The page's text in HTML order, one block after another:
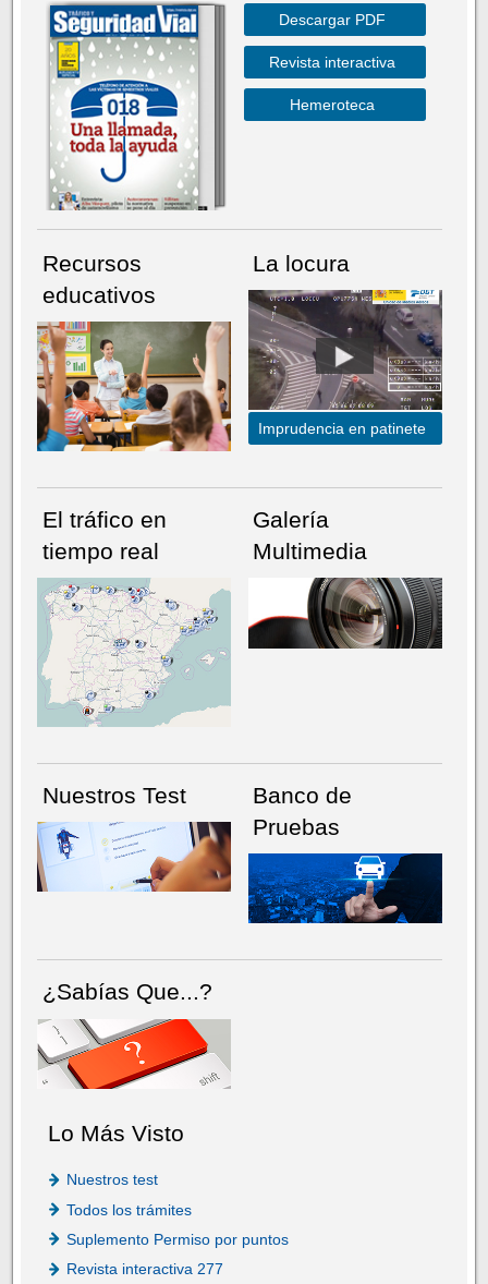
NÚMERO ACTUALHEMEROTECA
Descargar PDF
Revista interactiva
Hemeroteca
Recursos
educativos
La locura
Imprudencia en patinete
El tráfico en
tiempo real
Galería
Multimedia
Nuestros Test
Banco de
Pruebas
¿Sabías Que...?
Lo Más Visto
Nuestros test
Todos los trámites
Suplemento Permiso por puntos
Revista interactiva 277